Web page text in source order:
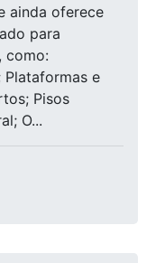
ainda oferece
para
como:
Plataformas e
Pisos
O...